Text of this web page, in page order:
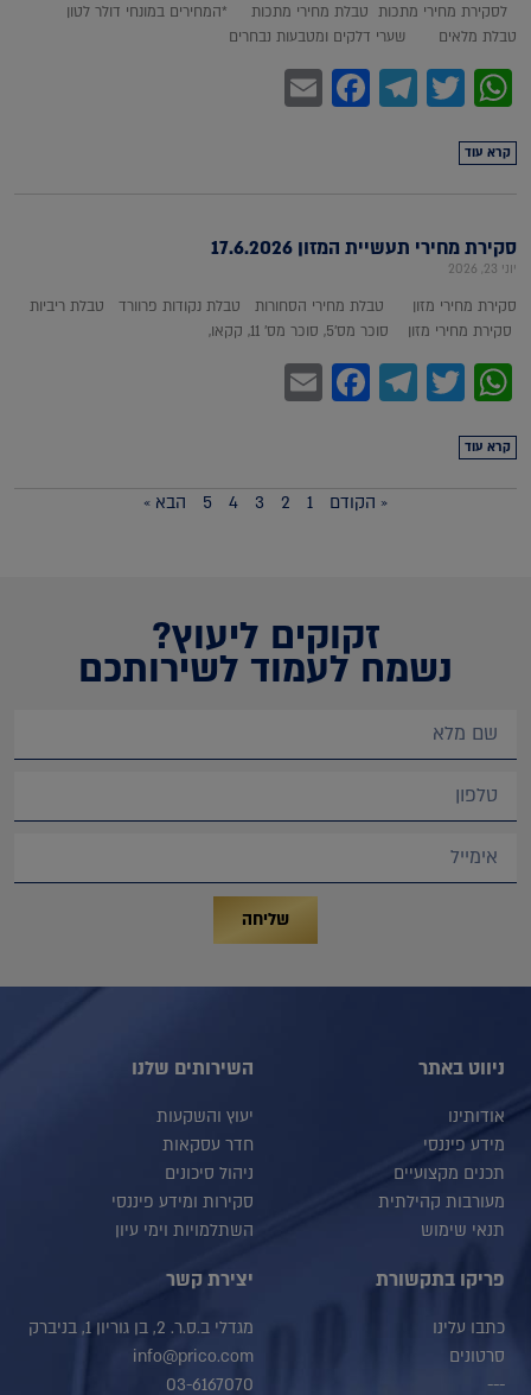
לסקירת מחירי מתכות טבלת מחירי מתכות *המחירים במונחי דולר לטון
טבלת מלאים שערי דלקים ומטבעות נבחרים
WhatsApp
Twitter
Telegram
Facebook
קרא עוד
סקירת מחירי תעשיית המזון 17.6.2026
יוני 23, 2026
סקירת מחירי מזון טבלת מחירי הסחורות טבלת נקודות פרוורד טבלת ריביות
סקירת מחירי מזון סוכר מס'5, סוכר מס' 11, קקאו,
WhatsApp
Twitter
Telegram
Facebook
קרא עוד
« הקודם 1
2
3
4
5 הבא »
זקוקים ליעוץ?
נשמח לעמוד לשירותכם
שליחה
ניווט באתר
אודותינו
מידע פיננסי
תכנים מקצועיים
מעורבות קהילתית
תנאי שימוש
השירותים שלנו
יעוץ והשקעות
חדר עסקאות
ניהול סיכונים
סקירות ומידע פיננסי
השתלמויות וימי עיון
פריקו בתקשורת
כתבו עלינו
סרטונים
---
יצירת קשר
מגדלי ב.ס.ר. 2, בן גוריון 1, בניברק
info@prico.com
03-6167070